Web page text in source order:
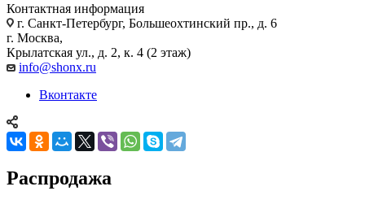
Контактная информация
г. Санкт-Петербург, Большеохтинский пр., д. 6
г. Москва,
Крылатская ул., д. 2, к. 4 (2 этаж)
info@shonx.ru
Вконтакте
Распродажа